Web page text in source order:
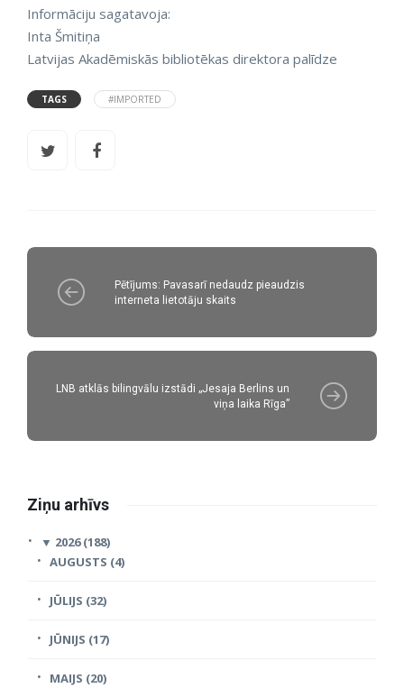
Informāciju sagatavoja:
Inta Šmitiņa
Latvijas Akadēmiskās bibliotēkas direktora palīdze
TAGS #IMPORTED
Pētījums: Pavasarī nedaudz pieaudzis
interneta lietotāju skaits
LNB atklās bilingvālu izstādi „Jesaja Berlins un
viņa laika Rīga”
Ziņu arhīvs
▼ 2026 (188)
AUGUSTS (4)
JŪLIJS (32)
JŪNIJS (17)
MAIJS (20)